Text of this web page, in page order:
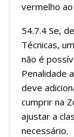
vermelho
54.7.4 Se,
Técnicas,
não é
Penalidade
deve
cumprir na
ajustar a
necessário.